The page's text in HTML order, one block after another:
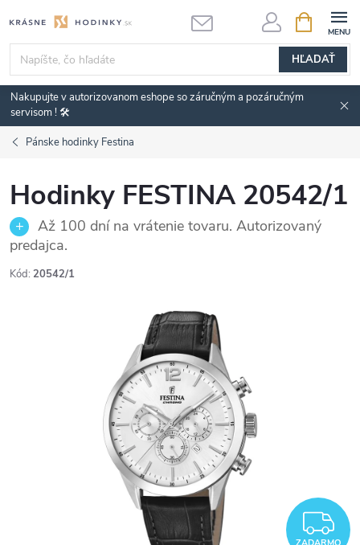
na
obsah
HĽADAŤ
KOŠÍK
Nakupujte v autorizovanom eshope so záručným a pozáručným
servisom ! 🛠️
Pánske hodinky Festina
Hodinky FESTINA 20542/1
Až 100 dní na vrátenie tovaru. Autorizovaný
predajca.
Kód: 20542/1